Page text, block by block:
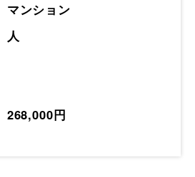
マンション
人
268,000円